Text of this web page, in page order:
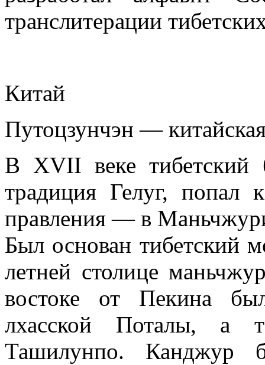
транслитерации
Китай
Путоцзунчэн —
В XVII веке тибетский
традиция Гелуг,
правления — в
Был основан тибетский
летней столице
востоке от Пекина
лхасской Поталы, а
Ташилунпо. Канджур